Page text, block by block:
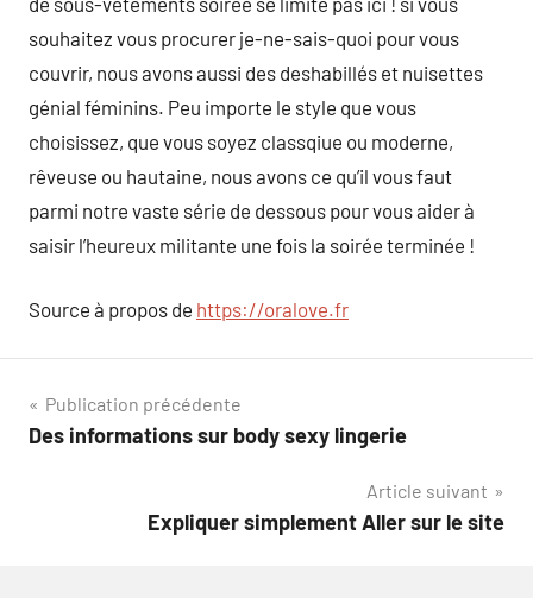
souhaitez vous procurer je-ne-sais-quoi pour vous
couvrir, nous avons aussi des deshabillés et nuisettes
génial féminins. Peu importe le style que vous
choisissez, que vous soyez classqiue ou moderne,
rêveuse ou hautaine, nous avons ce qu’il vous faut
parmi notre vaste série de dessous pour vous aider à
saisir l’heureux militante une fois la soirée terminée !
Source à propos de https://oralove.fr
Navigation
de
Publication précédente
Des informations sur body sexy lingerie
Article suivant
Expliquer simplement Aller sur le site